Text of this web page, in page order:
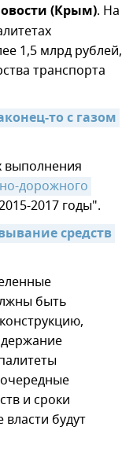
(Крым). На
1,5 млрд рублей,
транспорта
то с газом
выполнения
дорожного
2017 годы".
средств
быть
и сроки
будут